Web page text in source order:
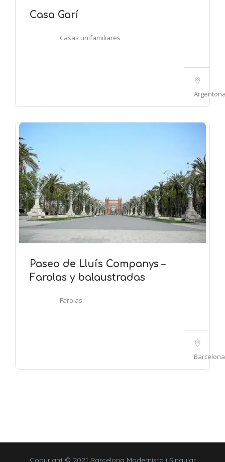
Casa Garí
Casas unifamiliares
Paseo de Lluís Companys –
Farolas y balaustradas
Farolas
Barcelona
Copyright © 2021 Barcelona Modernista i Singular